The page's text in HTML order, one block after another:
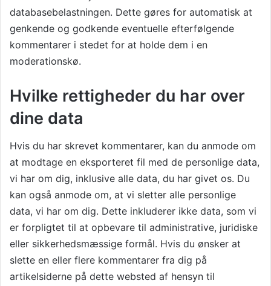
databasebelastningen. Dette gøres for automatisk at
genkende og godkende eventuelle efterfølgende
kommentarer i stedet for at holde dem i en
moderationskø.
Hvilke rettigheder du har over
dine data
Hvis du har skrevet kommentarer, kan du anmode om
at modtage en eksporteret fil med de personlige data,
vi har om dig, inklusive alle data, du har givet os. Du
kan også anmode om, at vi sletter alle personlige
data, vi har om dig. Dette inkluderer ikke data, som vi
er forpligtet til at opbevare til administrative, juridiske
eller sikkerhedsmæssige formål. Hvis du ønsker at
slette en eller flere kommentarer fra dig på
artikelsiderne på dette websted af hensyn til